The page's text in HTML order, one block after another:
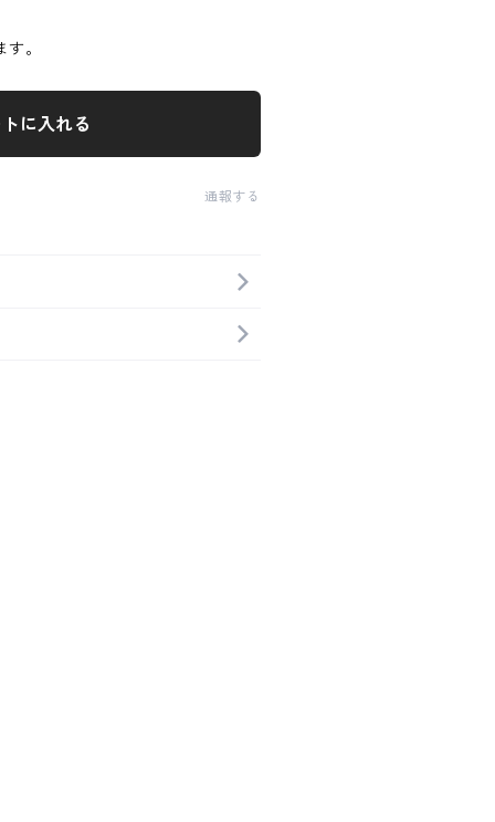
。
に入れる
通報する